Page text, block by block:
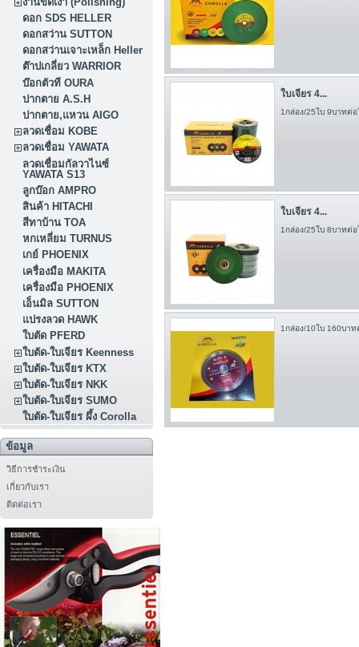
ดอก SDS HELLER
ดอกสว่าน SUTTON
ดอกสว่านเจาะเหล็ก Heller
ต๊าปเกลี่ยว WARRIOR
บ๊อกตัวที OURA
ปากตาย A.S.H
ปากตาย,แหวน AIGO
ลวดเชื่อม KOBE
ลวดเชื่อม YAWATA
ลวดเชื่อมกัลวาไนซ์
YAWATA S13
ลูกบ๊อก AMPRO
สินค้า HITACHI
สีทาบ้าน TOA
หกเหลี่ยม TURNUS
เกย์ PHOENIX
เครื่องมือ MAKITA
เครื่องมือ PHOENIX
เอ็นมิล SUTTON
แปรงลวด HAWK
ใบตัด PFERD
ใบตัด-ใบเจียร Keenness
ใบตัด-ใบเจียร KTX
ใบตัด-ใบเจียร NKK
ใบตัด-ใบเจียร SUMO
ใบตัด-ใบเจียร ผึ้ง Corolla
ข้อมูล
วิธีการชำระเงิน
เกี่ยวกับเรา
ติดต่อเรา
ใบเจียร 4...
1กล่อง/25ใบ 9บาทต่
ใบเจียร 4...
1กล่อง/25ใบ 8บาทต่
1กล่อง/10ใบ 160บาท